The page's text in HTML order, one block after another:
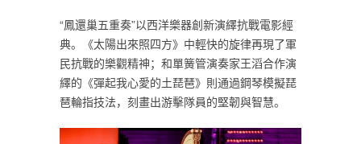
“鳳還巢五重奏”以西洋樂器創新演繹抗戰電影經
典。《太陽出來照四方》中輕快的旋律再現了軍
民抗戰的樂觀精神；和單簧管演奏家王滔合作演
繹的《彈起我心愛的土琵琶》則通過鋼琴模擬琵
琶輪指技法，刻畫出游擊隊員的堅韌與智慧。